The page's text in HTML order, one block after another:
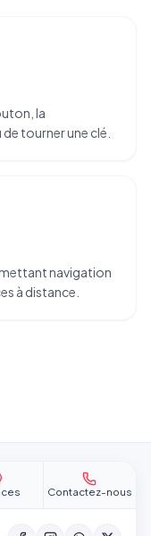
la
tourner une clé.
navigation
à distance.
Contactez-nous